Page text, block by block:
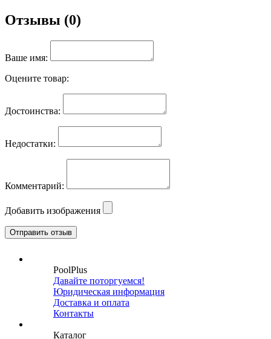
Отзывы (0)
Ваше имя:
Оцените товар:
Достоинства:
Недостатки:
Комментарий:
Добавить изображения
PoolPlus
Давайте поторгуемся!
Юридическая информация
Доставка и оплата
Контакты
Каталог